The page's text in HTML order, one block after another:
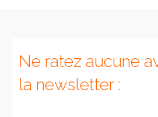
Copenhague
Portugal
Ne ratez aucune
la newsletter :